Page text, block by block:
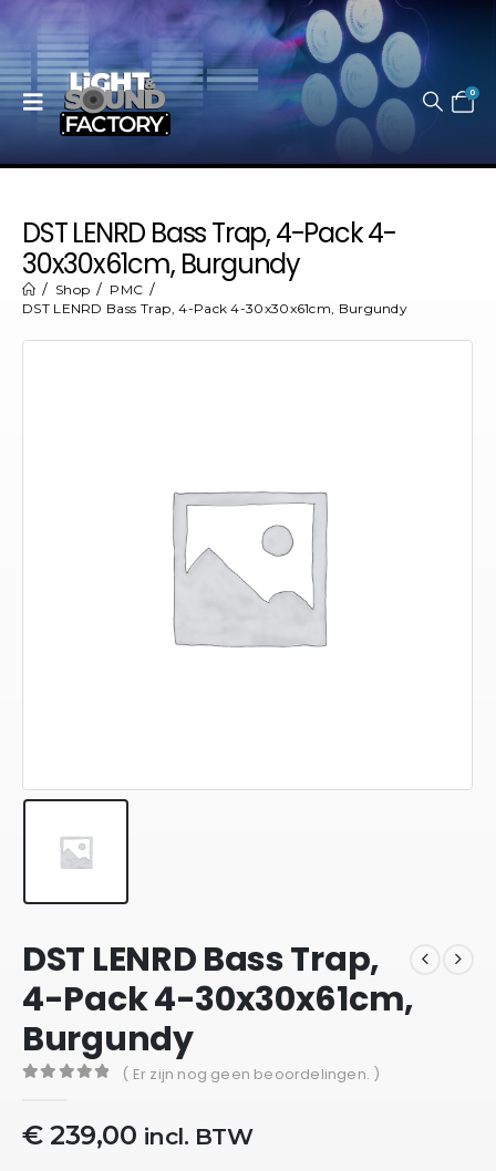
0
DST LENRD Bass Trap, 4-Pack 4-
30x30x61cm, Burgundy
Shop
PMC
DST LENRD Bass Trap, 4-Pack 4-30x30x61cm, Burgundy
DST LENRD Bass Trap,
4-Pack 4-30x30x61cm,
Burgundy
( Er zijn nog geen beoordelingen. )
€239,00 incl. BTW